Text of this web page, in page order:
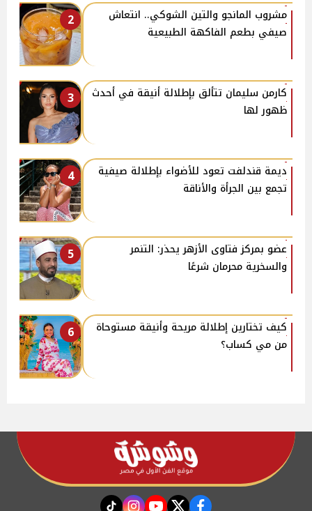
2
مشروب المانجو والتين الشوكي.. انتعاش
صيفي بطعم الفاكهة الطبيعية
3
كارمن سليمان تتألق بإطلالة أنيقة في أحدث
ظهور لها
4
ديمة قندلفت تعود للأضواء بإطلالة صيفية
تجمع بين الجرأة والأناقة
5
عضو بمركز فتاوى الأزهر يحذر: التنمر
والسخرية محرمان شرعًا
6
كيف تختارين إطلالة مريحة وأنيقة مستوحاة
من مي كساب؟